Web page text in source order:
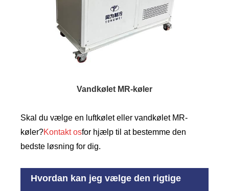
Vandkølet MR-køler
Skal du vælge en luftkølet eller vandkølet MR-
køler?Kontakt osfor hjælp til at bestemme den
bedste løsning for dig.
Hvordan kan jeg vælge den rigtige